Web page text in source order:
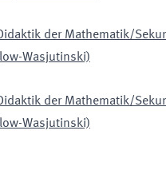
der Mathematik/
Wasjutinski)
der Mathematik/
Wasjutinski)